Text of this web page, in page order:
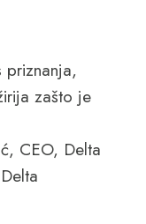
priznanja,
zašto je
CEO, Delta